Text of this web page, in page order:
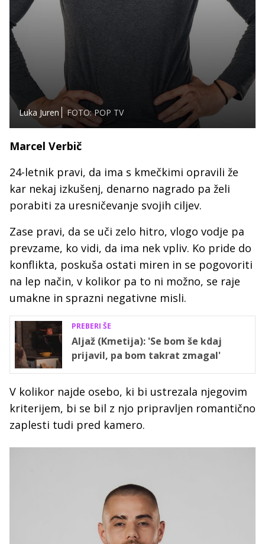
Luka Juren FOTO: POP TV
Marcel Verbič
24-letnik pravi, da ima s kmečkimi opravili že
kar nekaj izkušenj, denarno nagrado pa želi
porabiti za uresničevanje svojih ciljev.
Zase pravi, da se uči zelo hitro, vlogo vodje pa
prevzame, ko vidi, da ima nek vpliv. Ko pride do
konflikta, poskuša ostati miren in se pogovoriti
na lep način, v kolikor pa to ni možno, se raje
umakne in sprazni negativne misli.
PREBERI ŠE
Aljaž (Kmetija): 'Se bom še kdaj
prijavil, pa bom takrat zmagal'
V kolikor najde osebo, ki bi ustrezala njegovim
kriterijem, bi se bil z njo pripravljen romantično
zaplesti tudi pred kamero.